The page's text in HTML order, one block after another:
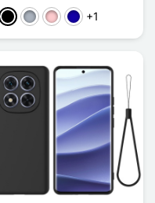
PretoCinzento
RosaAzul Escuro
+1